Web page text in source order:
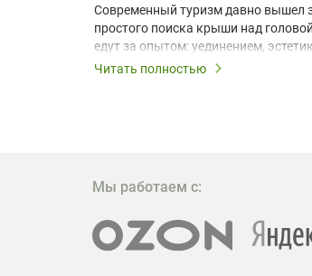
Современный туризм давно вышел
простого поиска крыши над
едут за опытом: уединением,
ощущениями. Владельцы A-frame
эффективных и бюджетных
проектора.
Читать полностью
Мы работаем с: